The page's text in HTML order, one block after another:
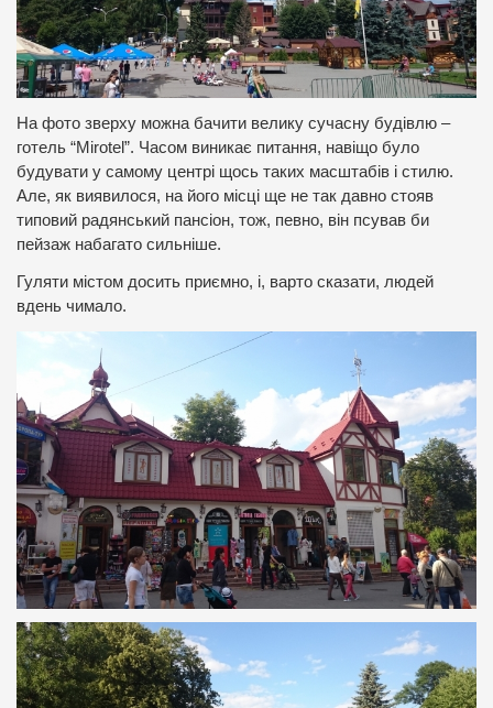
На фото зверху можна бачити велику сучасну будівлю –
готель “Mirotel”. Часом виникає питання, навіщо було
будувати у самому центрі щось таких масштабів і стилю.
Але, як виявилося, на його місці ще не так давно стояв
типовий радянський пансіон, тож, певно, він псував би
пейзаж набагато сильніше.
Гуляти містом досить приємно, і, варто сказати, людей
вдень чимало.